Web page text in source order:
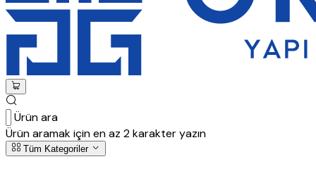
Ürün ara
Ürün aramak için en az 2 karakter yazın
Tüm Kategoriler